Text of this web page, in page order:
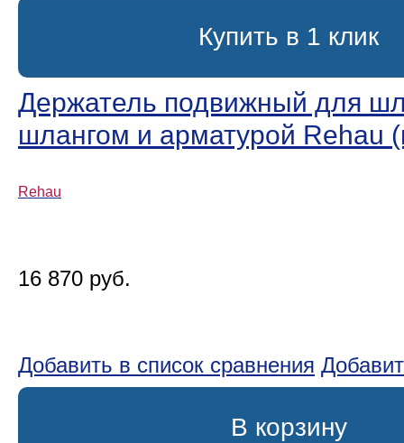
Купить в 1 клик
Держатель подвижный для
шлангом и арматурой Rehau
Rehau
16 870 руб.
Добавить в список сравнения
В корзину